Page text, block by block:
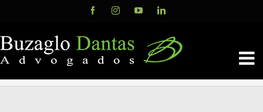
content
FacebookInstagramYouTubeLinkedIn